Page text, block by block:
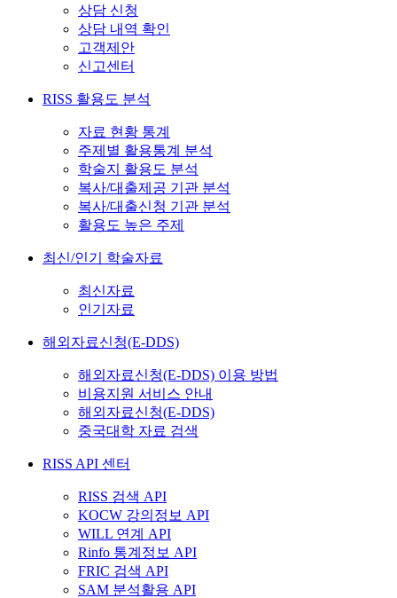
상담 신청
상담 내역 확인
고객제안
신고센터
RISS 활용도 분석
자료 현황 통계
주제별 활용통계 분석
학술지 활용도 분석
복사/대출제공 기관 분석
복사/대출신청 기관 분석
활용도 높은 주제
최신/인기 학술자료
최신자료
인기자료
해외자료신청(E-DDS)
해외자료신청(E-DDS) 이용 방법
비용지원 서비스 안내
해외자료신청(E-DDS)
중국대학 자료 검색
RISS API 센터
RISS 검색 API
KOCW 강의정보 API
WILL 연계 API
Rinfo 통계정보 API
FRIC 검색 API
SAM 분석활용 API